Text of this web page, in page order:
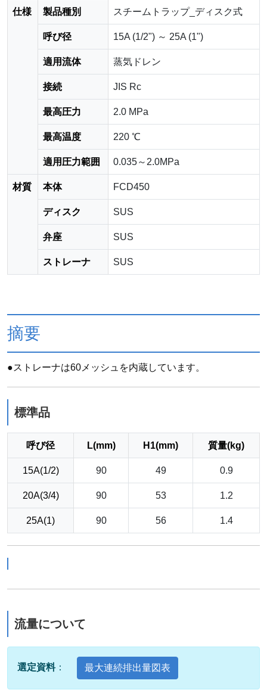
仕様 製品種別 スチームトラップ_ディスク式
呼び径 15A (1/2") ～ 25A (1")
適用流体 蒸気ドレン
接続 JIS Rc
最高圧力 2.0 MPa
最高温度 220 ℃
適用圧力範囲 0.035～2.0MPa
材質 本体 FCD450
ディスク SUS
弁座 SUS
ストレーナ SUS
摘要
●ストレーナは60メッシュを内蔵しています。
標準品
呼び径 L(mm) H1(mm) 質量(kg)
15A(1/2) 90 49 0.9
20A(3/4) 90 53 1.2
25A(1) 90 56 1.4
流量について
選定資料： 最大連続排出量図表